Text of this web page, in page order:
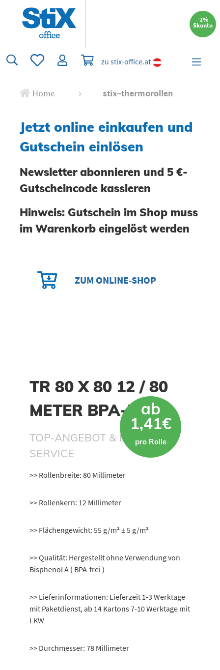
springen
-2%
Skonto
Du hast 0 Produkte auf dem Merkzettel
Warenkorb enthält 0 Positionen. Der
zu stix-office.at
Home stix-thermorollen
Jetzt online einkaufen und
Gutschein einlösen
Newsletter abonnieren und 5 €-
Gutscheincode kassieren
Hinweis: Gutschein im Shop muss
im Warenkorb eingelöst werden
ZUM ONLINE-SHOP
ab
1,41€
pro Rolle
TR 80 X 80 12 / 80
METER BPA-FREI
TOP-ANGEBOT & BESTER
SERVICE
>> Rollenbreite: 80 Millimeter
>> Rollenkern: 12 Millimeter
>> Flächengewicht: 55 g/m² ± 5 g/m²
>> Qualität: Hergestellt ohne Verwendung von
Bisphenol A ( BPA-frei )
>> Lieferinformationen: Lieferzeit 1-3 Werktage
mit Paketdienst, ab 14 Kartons 7-10 Werktage mit
LKW
>> Durchmesser: 78 Millimeter